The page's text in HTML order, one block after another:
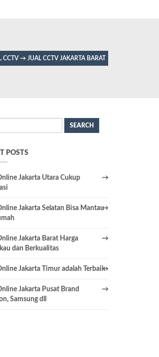
CCTV → JUAL CCTV JAKARTA BARAT
POSTS
Jakarta Utara Cukup
Jakarta Selatan Bisa Mantau
Jakarta Barat Harga
dan Berkualitas
Jakarta Timur adalah Terbaik
Jakarta Pusat Brand
Samsung dll